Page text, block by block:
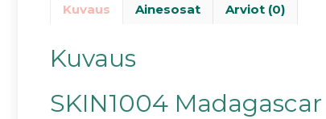
Kuvaus Ainesosat Arviot (0)
Kuvaus
SKIN1004